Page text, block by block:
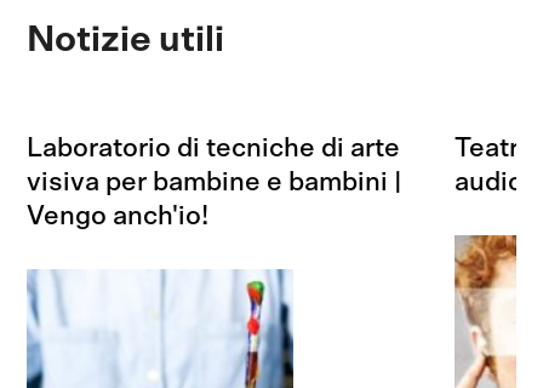
Notizie utili
Laboratorio di tecniche di arte
visiva per bambine e bambini |
Vengo anch'io!
Teatro